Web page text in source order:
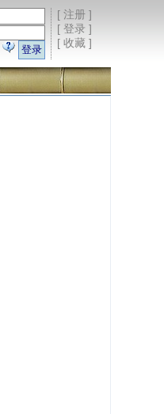
[ 注册]
[ 登录]
[ 收藏]